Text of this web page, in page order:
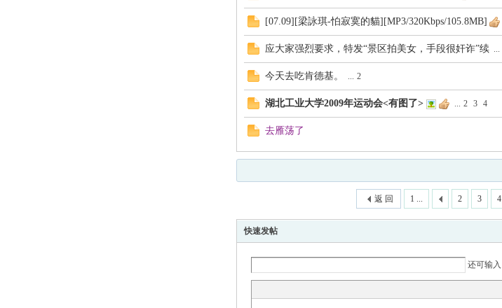
[07.09][梁詠琪-怕寂寞的貓][MP3/320Kbps/105.8MB]
应大家强烈要求，特发“景区拍美女，手段很奸诈”续 ...
今天去吃肯德基。 ... 2
湖北工业大学2009年运动会<有图了> ... 2 3 4
去雁荡了
1 ... 2 3 4
返 回
快速发帖
还可输入